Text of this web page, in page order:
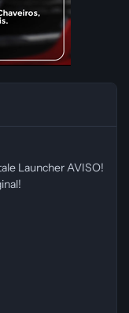
Launcher AVISO!